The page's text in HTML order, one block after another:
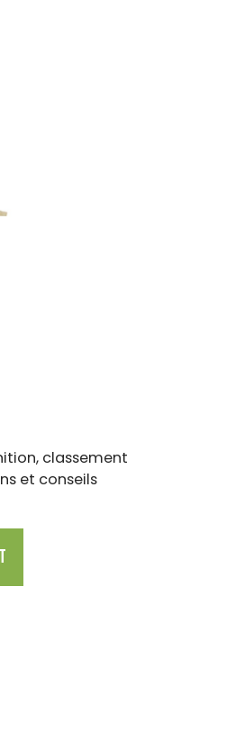
classement
et conseils